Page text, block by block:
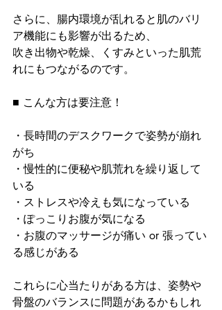
さらに、腸内環境が乱れると肌のバリ
ア機能にも影響が出るため、
吹き出物や乾燥、くすみといった肌荒
れにもつながるのです。
■ こんな方は要注意！
・長時間のデスクワークで姿勢が崩れ
がち
・慢性的に便秘や肌荒れを繰り返して
いる
・ストレスや冷えも気になっている
・ぽっこりお腹が気になる
・お腹のマッサージが痛い or 張ってい
る感じがある
これらに心当たりがある方は、姿勢や
骨盤のバランスに問題があるかもしれ